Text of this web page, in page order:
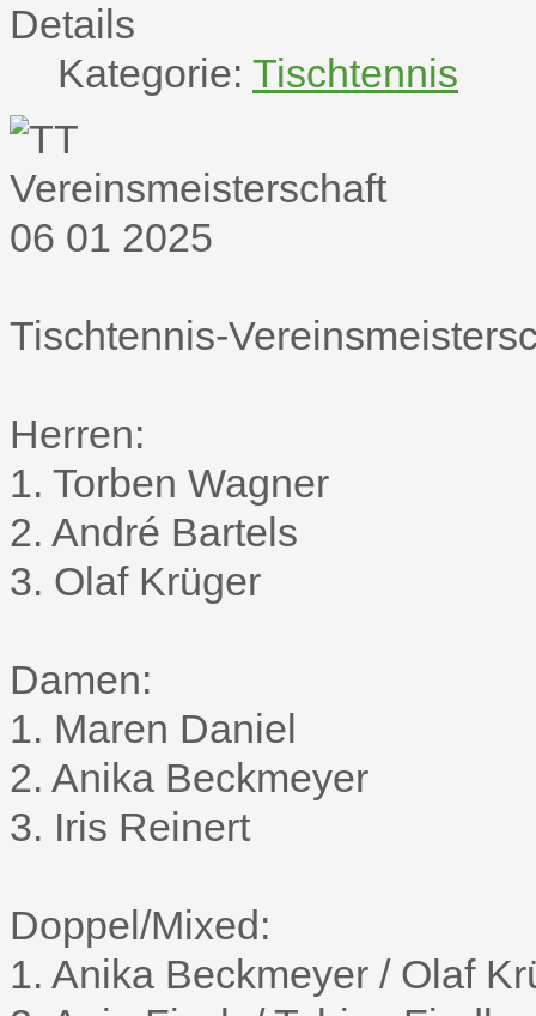
Details
Kategorie: Tischtennis
Tischtennis-
Herren:
1. Torben Wagner
2. André Bartels
3. Olaf Krüger
Damen:
1. Maren Daniel
2. Anika Beckmeyer
3. Iris Reinert
Doppel/Mixed:
1. Anika Beckmeyer / Olaf